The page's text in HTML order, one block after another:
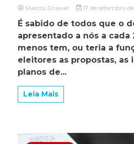
Marcos Drawer 17 de setembro
É sabido de todos que o
apresentado a nós a cada
menos tem, ou teria a
eleitores as propostas, as
planos de...
Leia Mais